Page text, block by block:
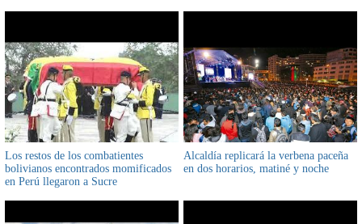
Los restos de los combatientes
bolivianos encontrados momificados
en Perú llegaron a Sucre
Alcaldía replicará la verbena paceña
en dos horarios, matiné y noche